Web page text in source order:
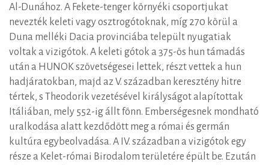
Al-Dunához. A Fekete-tenger környéki csoportjukat
nevezték keleti vagy osztrogótoknak, míg 270 körül a
Duna melléki Dacia provinciába települt nyugatiak
voltak a vizigótok. A keleti gótok a 375-ös hun támadás
után a HUNOK szövetségesei lettek, részt vettek a hun
hadjáratokban, majd az V. században keresztény hitre
tértek, s Theodorik vezetésével királyságot alapítottak
Itáliában, mely 552-ig állt fönn. Emberségesnek mondható
uralkodása alatt kezdődött meg a római és germán
kultúra egybeolvadása. A IV. században a vizigótok egy
része a Kelet-római Birodalom területére épült be. Ezután